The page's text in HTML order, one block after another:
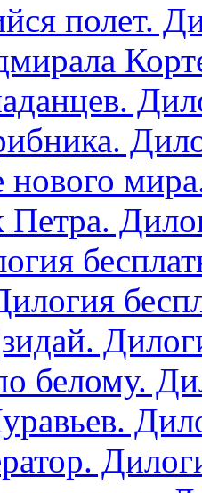
полет.
нового
Петра.
белому.